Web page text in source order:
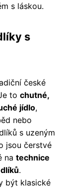
s láskou.
s
české
to chutné,
jídlo,
nebo
s uzeným
jsou čerstvé
na technice
.
být klasické